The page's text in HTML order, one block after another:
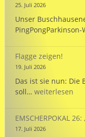
25. Juli 2026
Unser
Flagge zeigen!
19. Juli 2026
Das ist sie nun: Die
soll… Flagge
weiterlesen
EMSCHERPOKAL
17. Juli 2026